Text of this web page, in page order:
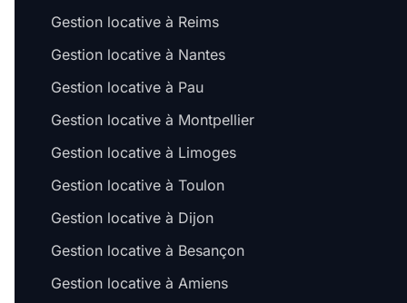
Gestion locative à Reims
Gestion locative à Nantes
Gestion locative à Pau
Gestion locative à Montpellier
Gestion locative à Limoges
Gestion locative à Toulon
Gestion locative à Dijon
Gestion locative à Besançon
Gestion locative à Amiens